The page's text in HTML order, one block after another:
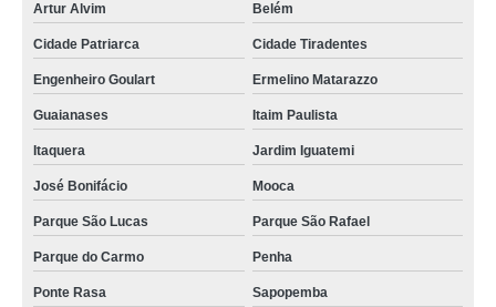
Artur Alvim Belém
Cidade Patriarca Cidade Tiradentes
Engenheiro Goulart Ermelino Matarazzo
Guaianases Itaim Paulista
Itaquera Jardim Iguatemi
José Bonifácio Mooca
Parque São Lucas Parque São Rafael
Parque do Carmo Penha
Ponte Rasa Sapopemba